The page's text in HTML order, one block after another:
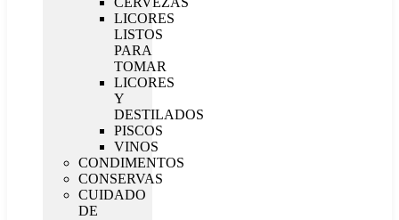
LICORES
LISTOS
PARA
TOMAR
LICORES
Y
DESTILADOS
PISCOS
VINOS
CONDIMENTOS
CONSERVAS
CUIDADO
DE